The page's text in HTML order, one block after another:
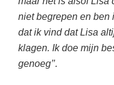
niet begrepen en ben
dat ik vind dat Lisa
klagen. Ik doe mijn
genoeg’’.